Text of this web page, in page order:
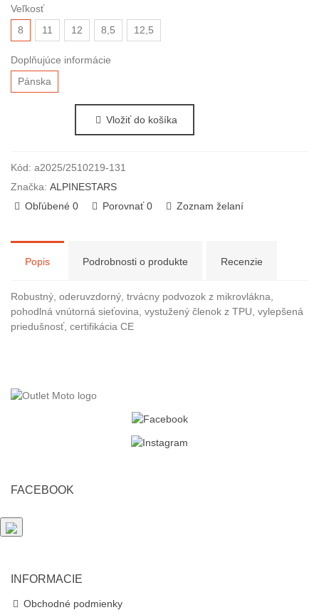
Veľkosť
8
11 12 8,5 12,5
Doplňujúce informácie
Pánska
Vložiť do košíka
Kód: a2025/2510219-131
Značka: ALPINESTARS
Obľúbené 0 Porovnať 0 Zoznam želaní
Popis Podrobnosti o produkte Recenzie
Robustný, oderuvzdorný, trvácny podvozok z mikrovlákna,
pohodlná vnútorná sieťovina, vystužený členok z TPU, vylepšená
priedušnosť, certifikácia CE
FACEBOOK
INFORMACIE
Obchodné podmienky